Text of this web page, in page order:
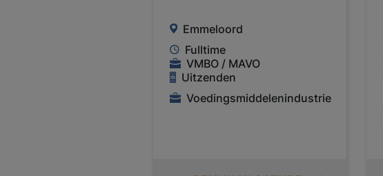
Emmeloord
Fulltime
VMBO / MAVO
Uitzenden
Voedingsmiddelenindustrie